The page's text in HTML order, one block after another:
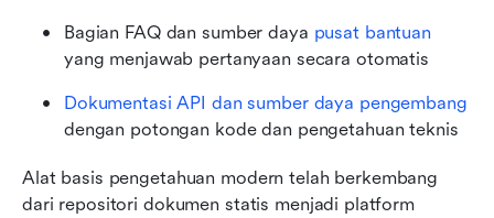
Bagian FAQ dan sumber daya pusat bantuan
yang menjawab pertanyaan secara otomatis
Dokumentasi API dan sumber daya pengembang
dengan potongan kode dan pengetahuan teknis
Alat basis pengetahuan modern telah berkembang
dari repositori dokumen statis menjadi platform